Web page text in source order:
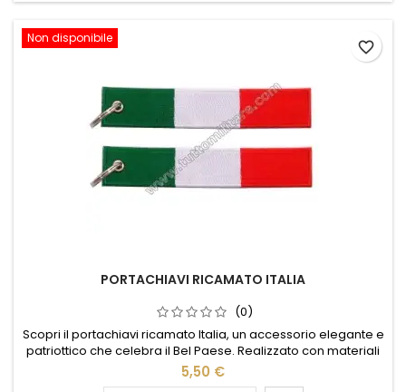
Non disponibile
PORTACHIAVI RICAMATO ITALIA
(0)
Scopri il portachiavi ricamato Italia, un accessorio elegante e
patriottico che celebra il Bel Paese. Realizzato con materiali
di alta qualità, questo portachiavi presenta un ricamo
dettagliato della bandiera italiana, perfetto per chi ama
5,50 €
favorite_border